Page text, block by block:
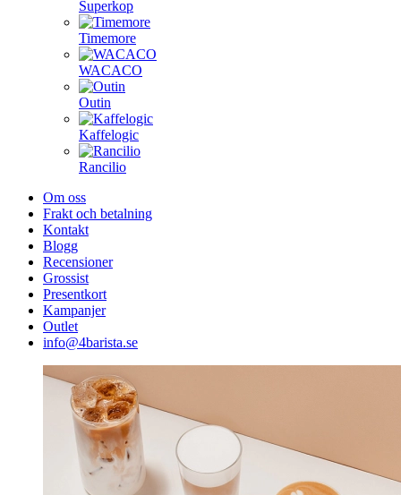
Superkop
Timemore
WACACO
Outin
Kaffelogic
Rancilio
Om oss
Frakt och betalning
Kontakt
Blogg
Recensioner
Grossist
Presentkort
Kampanjer
Outlet
info@4barista.se